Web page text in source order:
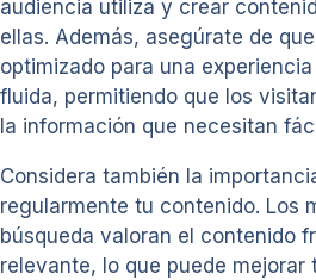
audiencia utiliza y crear
ellas. Además, asegúrate de
optimizado para una
fluida, permitiendo que los
la información que necesitan
Considera también la
regularmente tu contenido. Los
búsqueda valoran el contenido
relevante, lo que puede mejorar